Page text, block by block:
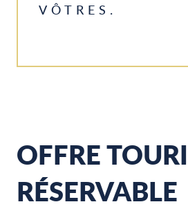
VÔTRES.
OFFRE
RÉSERVABLE